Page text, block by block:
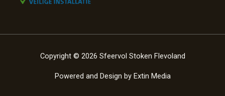
Copyright © 2026 Sfeervol Stoken Flevoland
Powered and Design by Extin Media